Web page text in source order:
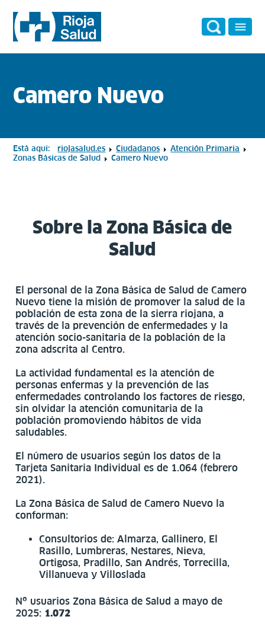
Camero Nuevo
Está aquí: riojasalud.es Ciudadanos
Atención Primaria
Zonas Básicas de Salud
Camero Nuevo
Sobre la Zona Básica de
Salud
El personal de la Zona Básica de Salud de Camero
Nuevo tiene la misión de promover la salud de la
población de esta zona de la sierra riojana, a
través de la prevención de enfermedades y la
atención socio-sanitaria de la población de la
zona adscrita al Centro.
La actividad fundamental es la atención de
personas enfermas y la prevención de las
enfermedades controlando los factores de riesgo,
sin olvidar la atención comunitaria de la
población promoviendo hábitos de vida
saludables.
El número de usuarios según los datos de la
Tarjeta Sanitaria Individual es de 1.064 (febrero
2021).
La Zona Básica de Salud de Camero Nuevo la
conforman:
Consultorios de: Almarza, Gallinero, El
Rasillo, Lumbreras, Nestares, Nieva,
Ortigosa, Pradillo, San Andrés, Torrecilla,
Villanueva y Villoslada
Nº usuarios Zona Básica de Salud a mayo de
2025: 1.072